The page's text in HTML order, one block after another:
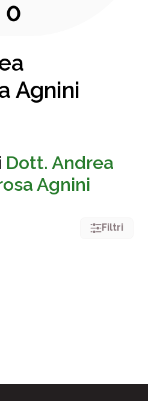
0
Agnini
Dott. Andrea
Agnini
Filtri